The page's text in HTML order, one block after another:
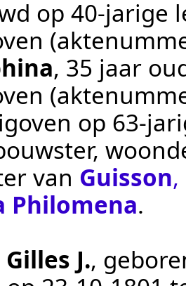
op 40-jarige
, 35 jaar
op 63-
,
van Guisson,
Philomena.
Gilles J.,